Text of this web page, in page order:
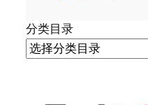
分类目录